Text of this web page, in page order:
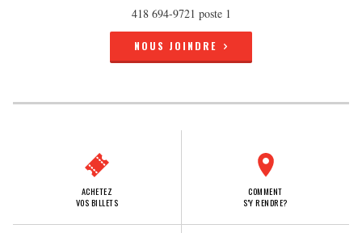
418 694-9721 poste 1
NOUS JOINDRE
ACHETEZ
VOS BILLETS
COMMENT
S'Y RENDRE?